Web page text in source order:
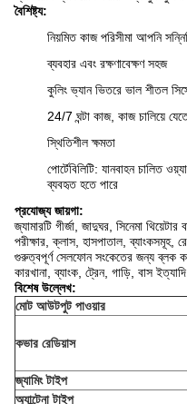
বৈশিষ্ট্য:
নিয়মিত কাজ পরিসীমা আপনি
ব্যবহার এবং রক্ষণাবেক্ষণ সহজ
কুলিং ভ্যান ভিতরে ভাল শীতল
24/7 ঘন্টা কাজ, কাজ চালিয়ে
স্থিতিশীল ক্ষমতা
পোর্টেবিলিটি: যানবাহন চালিত
ব্যবহৃত হতে পারে
প্রযোজ্য জায়গা:
জ্যামারটি গীর্জা, জাদুঘর, সিনেমা
পরীক্ষার, ক্লাস, হাসপাতাল, ব্যাংকসমূহ,
গুরুত্বপূর্ণ সেলফোন সংকেতের জন্য ব্লক
কারখানা, ব্যাংক, ট্রেন, গাড়ি, বাস
বিশেষ উল্লেখ:
মোট আউটপুট পাওয়ার
কভার রেডিয়াস
জ্যামিং টাইপ
অ্যান্টেনা টাইপ